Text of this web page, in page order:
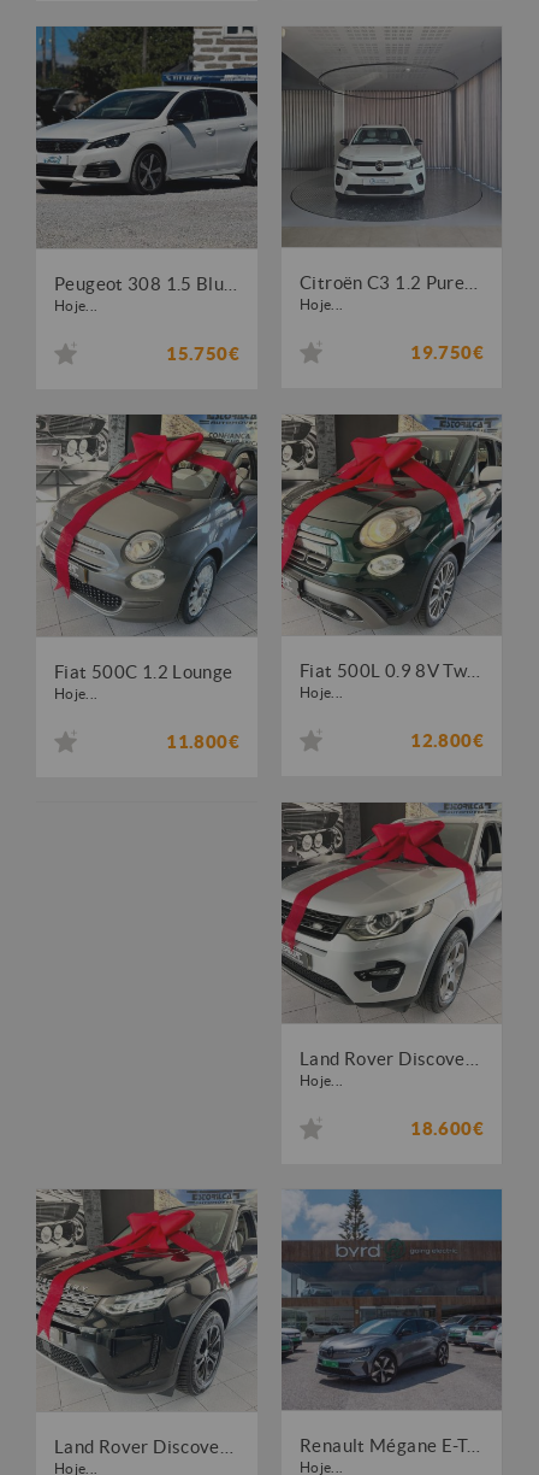
Hoje...
15.750€
Hoje...
19.750€
Fiat 500C 1.2 Lounge
Hoje...
11.800€
Fiat 500L 0.9 8V TwinAir City Cross S&S
Hoje...
12.800€
Hoje...
18.600€
Hoje...
Renault Mégane E-Tech EV60 Techno Optimum Charge
Hoje...